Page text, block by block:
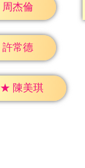
周杰倫
許常德
★ 陳美琪